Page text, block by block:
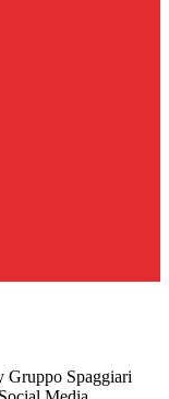
Gruppo Spaggiari